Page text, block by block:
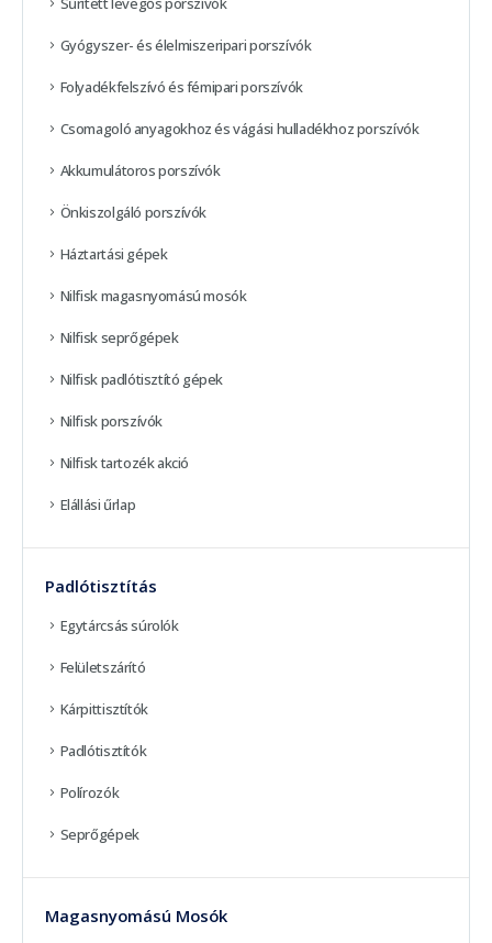
Gyógyszer- és élelmiszeripari porszívók
Folyadékfelszívó és fémipari porszívók
Csomagoló anyagokhoz és vágási hulladékhoz porszívók
Akkumulátoros porszívók
Önkiszolgáló porszívók
Háztartási gépek
Nilfisk magasnyomású mosók
Nilfisk seprőgépek
Nilfisk padlótisztító gépek
Nilfisk porszívók
Nilfisk tartozék akció
Elállási űrlap
Padlótisztítás
Egytárcsás súrolók
Felületszárító
Kárpittisztítók
Padlótisztítók
Polírozók
Seprőgépek
Magasnyomású Mosók